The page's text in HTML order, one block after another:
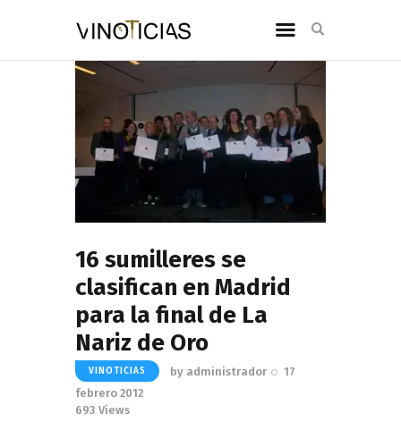
16 sumilleres se
clasifican en Madrid
para la final de La
Nariz de Oro
VINOTICIAS by administrador
17
febrero 2012
693 Views